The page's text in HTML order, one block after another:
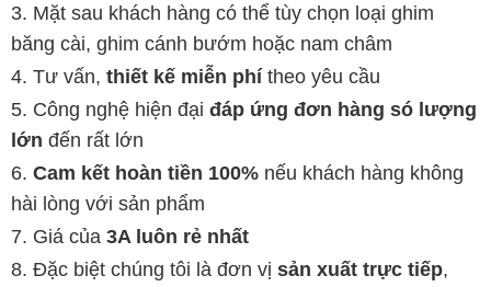
Mặt sau khách hàng có thể tùy chọn loại ghim
băng cài, ghim cánh bướm hoặc nam châm
Tư vấn, thiết kế miễn phítheo yêu cầu
Công nghệ hiện đại đáp ứng đơn hàng só lượng
lớn đến rất lớn
Cam kết hoàn tiền 100% nếu khách hàng không
hài lòng với sản phẩm
Giá của 3A luôn rẻ nhất
Đặc biệt chúng tôi là đơn vị sản xuất trực tiếp,